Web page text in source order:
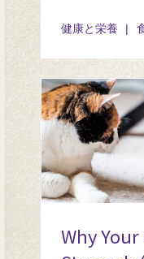
健康と栄養
Why